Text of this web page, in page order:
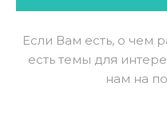
Если Вам есть, о чем
есть темы для
нам на